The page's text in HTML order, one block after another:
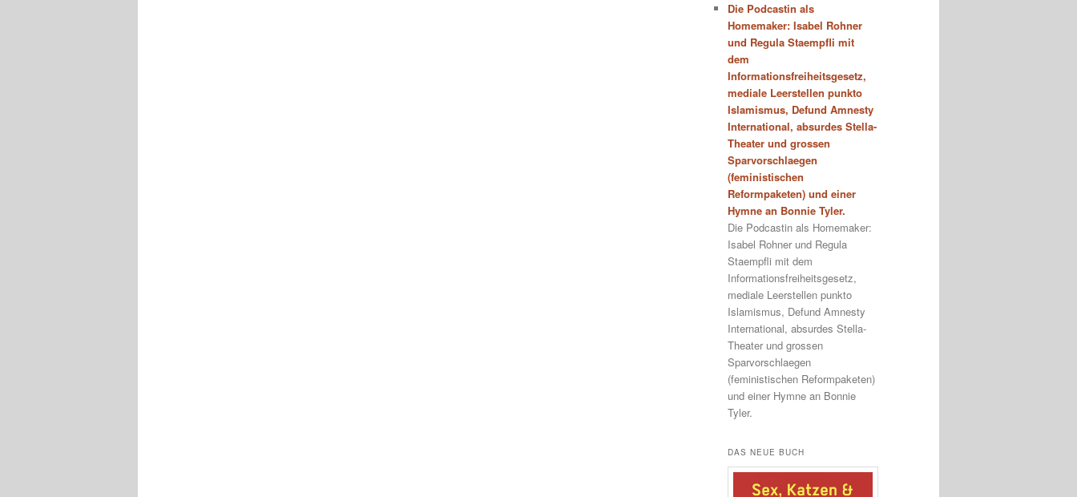
Die Podcastin als
Homemaker: Isabel Rohner
und Regula Staempfli mit
dem
Informationsfreiheitsgesetz,
mediale Leerstellen punkto
Islamismus, Defund Amnesty
International, absurdes Stella-
Theater und grossen
Sparvorschlaegen
(feministischen
Reformpaketen) und einer
Hymne an Bonnie Tyler.
Die Podcastin als Homemaker:
Isabel Rohner und Regula
Staempfli mit dem
Informationsfreiheitsgesetz,
mediale Leerstellen punkto
Islamismus, Defund Amnesty
International, absurdes Stella-
Theater und grossen
Sparvorschlaegen
(feministischen Reformpaketen)
und einer Hymne an Bonnie
Tyler.
DAS NEUE BUCH